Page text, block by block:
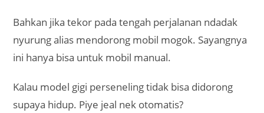
Bahkan jika tekor pada tengah perjalanan ndadak
nyurung alias mendorong mobil mogok. Sayangnya
ini hanya bisa untuk mobil manual.
Kalau model gigi perseneling tidak bisa didorong
supaya hidup. Piye jeal nek otomatis?